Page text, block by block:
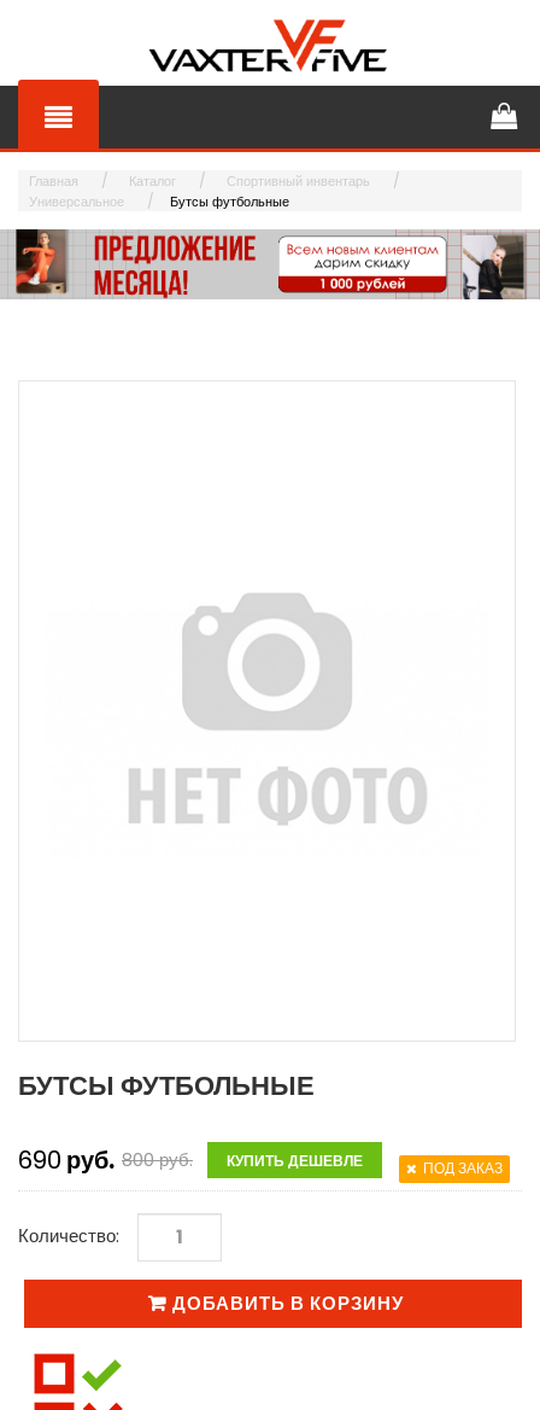
Главная Каталог
Спортивный инвентарь
Универсальное
Бутсы футбольные
БУТСЫ ФУТБОЛЬНЫЕ
690 руб. 800руб. КУПИТЬ ДЕШЕВЛЕ ПОД ЗАКАЗ
Количество:
ДОБАВИТЬ В КОРЗИНУ